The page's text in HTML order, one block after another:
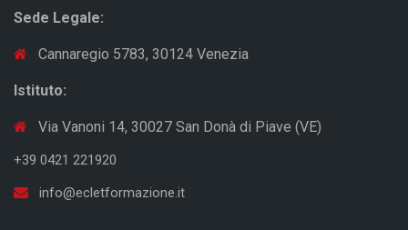
Sede Legale:
Cannaregio 5783, 30124 Venezia
Istituto:
Via Vanoni 14, 30027 San Donà di Piave (VE)
+39 0421 221920
info@ecletformazione.it